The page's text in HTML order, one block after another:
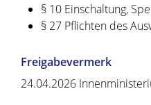
§ 10 Einschaltung,
§ 27 Pflichten des
Freigabevermerk
24.04.2026